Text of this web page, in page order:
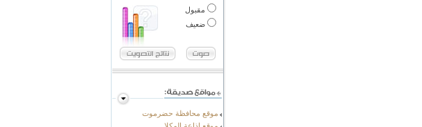
مقبول
ضعيف
موقع محافظة حضرموت